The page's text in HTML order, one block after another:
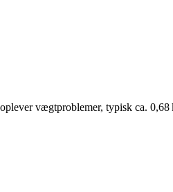
vægtproblemer, typisk ca.